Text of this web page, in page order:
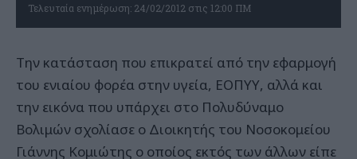
Τελευταία ενημέρωση: 24/02/2012 στις 12:00 ΠΜ
Την κατάσταση που επικρατεί από την εφαρμογή
του ενιαίου φορέα στην υγεία, ΕΟΠΥΥ, αλλά και
την εικόνα που υπάρχει στο Πολυδύναμο
Βολιμών σχολίασε ο Διοικητής του Νοσοκομείου
Γιάννης Κομιώτης ο οποίος εκτός των άλλων είπε